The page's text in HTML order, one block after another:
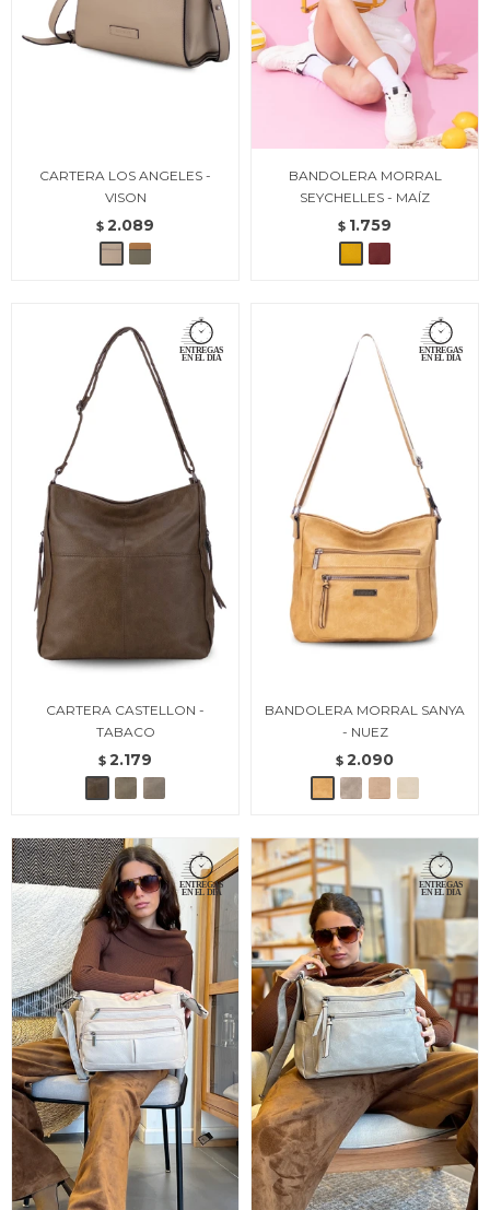
CARTERA LOS ANGELES -
VISON
$ 2.089
BANDOLERA MORRAL
SEYCHELLES - MAÍZ
$ 1.759
CARTERA CASTELLON -
TABACO
$ 2.179
BANDOLERA MORRAL SANYA
- NUEZ
$ 2.090